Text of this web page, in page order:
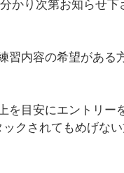
かり次第お知らせ下
内容の希望があ
目安にエントリー
クされてもめげない